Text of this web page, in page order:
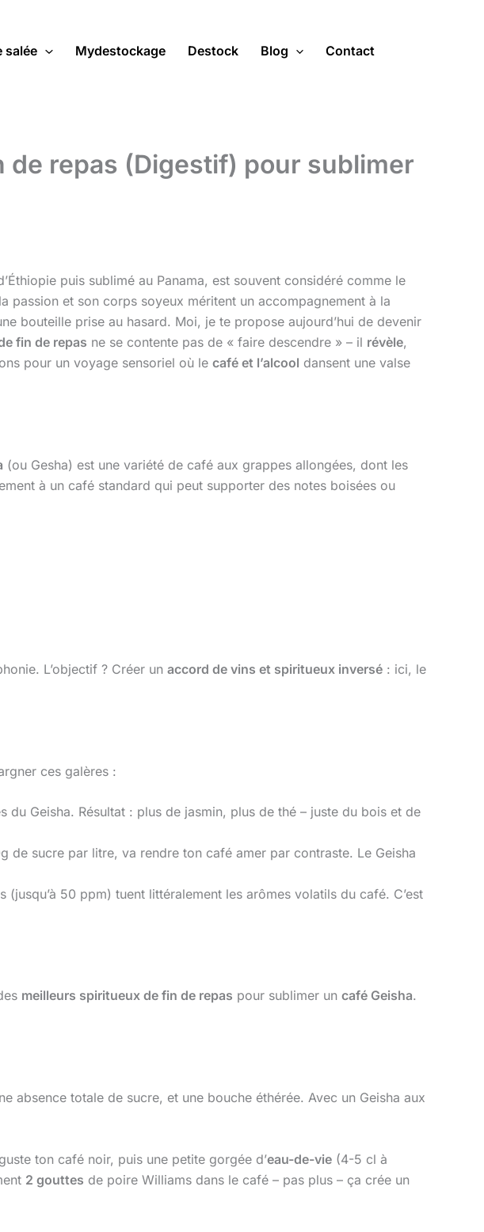
salée Mydestockage Destock Blog Contact
repas (Digestif) pour sublimer
puis sublimé au Panama, est souvent considéré comme le
et son corps soyeux méritent un accompagnement à la
bouteille prise au hasard. Moi, je te propose aujourd’hui de devenir
fin de repas ne se contente pas de « faire descendre » – il révèle,
pour un voyage sensoriel où le café et l’alcool dansent une valse
(ou Gesha) est une variété de café aux grappes allongées, dont les
à un café standard qui peut supporter des notes boisées ou
L’objectif ? Créer un accord de vins et spiritueux inversé : ici, le
ces galères :
Geisha. Résultat : plus de jasmin, plus de thé – juste du bois et de
de sucre par litre, va rendre ton café amer par contraste. Le Geisha
50 ppm) tuent littéralement les arômes volatils du café. C’est
meilleurs spiritueux de fin de repas pour sublimer un café Geisha.
absence totale de sucre, et une bouche éthérée. Avec un Geisha aux
ton café noir, puis une petite gorgée d’eau-de-vie (4-5 cl à
2 gouttes de poire Williams dans le café – pas plus – ça crée un